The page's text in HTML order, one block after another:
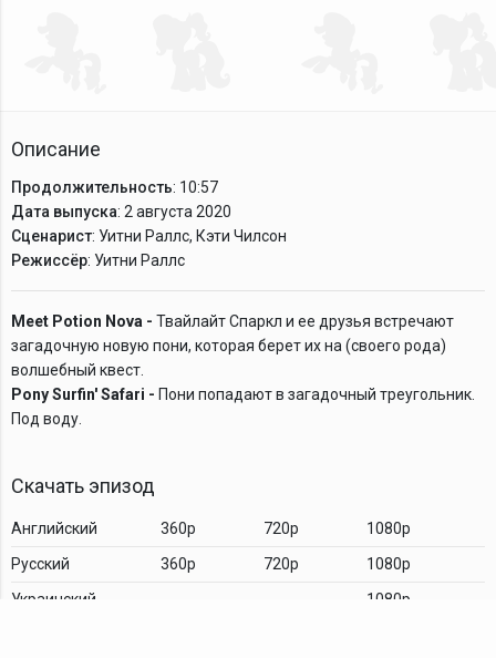
Описание
Продолжительность: 10:57
Дата выпуска: 2 августа 2020
Сценарист: Уитни Раллс, Кэти Чилсон
Режиссёр: Уитни Раллс
Meet Potion Nova - Твайлайт Спаркл и ее друзья встречают
загадочную новую пони, которая берет их на (своего рода)
волшебный квест.
Pony Surfin' Safari - Пони попадают в загадочный треугольник.
Под воду.
Скачать эпизод
Английский 360p 720p
1080p
Русский
360p 720p
1080p
Украинский
1080p